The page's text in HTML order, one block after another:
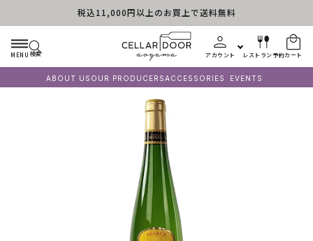
コンテンツに進む税込11,000円以上のお買上で送料無料
MENU 検索 アカウント レストラン予約カート
ABOUT US OUR PRODUCERSACCESSORIES EVENTS